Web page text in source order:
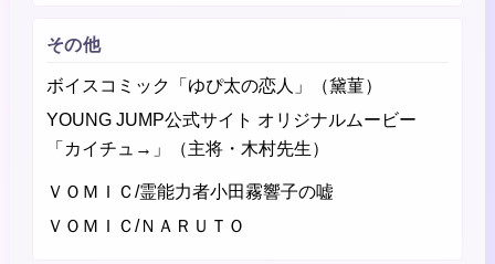
その他
ボイスコミック「ゆぴ太の恋人」（黛菫）
YOUNG JUMP公式サイト オリジナルムービー
「カイチュ→」（主将・木村先生）
ＶＯＭＩＣ/霊能力者小田霧響子の嘘
ＶＯＭＩＣ/ＮＡＲＵＴＯ